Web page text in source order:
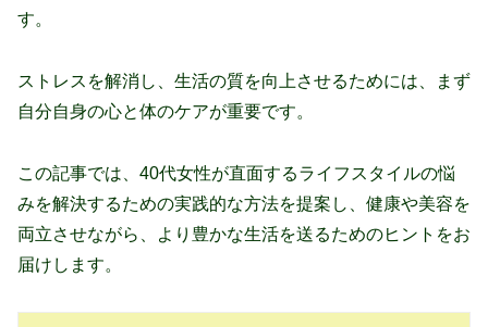
す。
ストレスを解消し、生活の質を向上させるためには、まず
自分自身の心と体のケアが重要です。
この記事では、40代女性が直面するライフスタイルの悩
みを解決するための実践的な方法を提案し、健康や美容を
両立させながら、より豊かな生活を送るためのヒントをお
届けします。